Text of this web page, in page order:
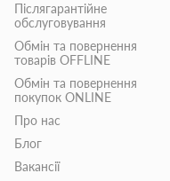
Післягарантійне
обслуговування
Обмін та повернення
товарів OFFLINE
Обмін та повернення
покупок ONLINE
Про нас
Блог
Вакансії